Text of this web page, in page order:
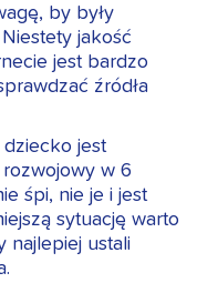
by były
jakość
jest bardzo
źródła
jest
w 6
śpi, nie je i jest
sytuację warto
najlepiej ustali